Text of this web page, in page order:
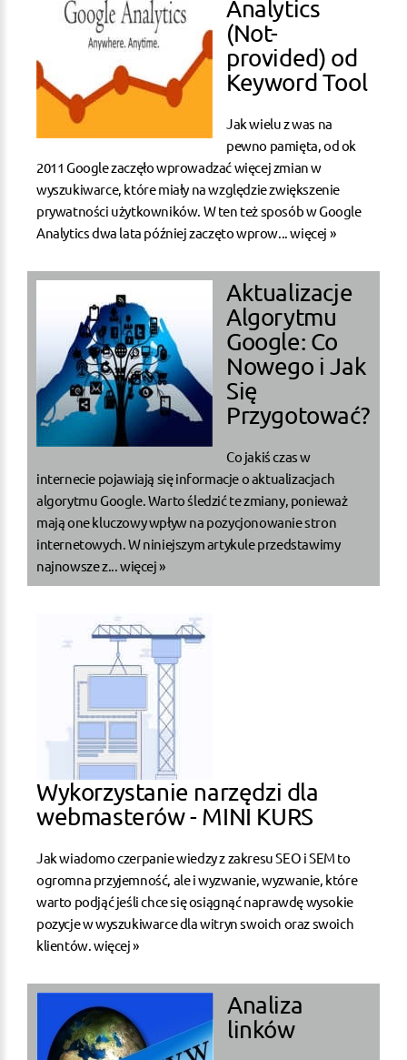
Analytics
(Not-
provided) od
Keyword Tool
Jak wielu z was na
pewno pamięta, od ok
2011 Google zaczęło wprowadzać więcej zmian w
wyszukiwarce, które miały na względzie zwiększenie
prywatności użytkowników. W ten też sposób w Google
Analytics dwa lata później zaczęto wprow...więcej »
Aktualizacje
Algorytmu
Google: Co
Nowego i Jak
Się
Przygotować?
Co jakiś czas w
internecie pojawiają się informacje o aktualizacjach
algorytmu Google. Warto śledzić te zmiany, ponieważ
mają one kluczowy wpływ na pozycjonowanie stron
internetowych. W niniejszym artykule przedstawimy
najnowsze z... więcej »
Wykorzystanie narzędzi dla
webmasterów - MINI KURS
Jak wiadomo czerpanie wiedzy z zakresu SEO i SEM to
ogromna przyjemność, ale i wyzwanie, wyzwanie, które
warto podjąć jeśli chce się osiągnąć naprawdę wysokie
pozycje w wyszukiwarce dla witryn swoich oraz swoich
klientów. więcej »
Analiza
linków